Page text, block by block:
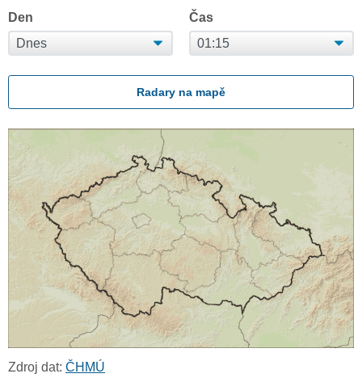
Den Čas
Radary na mapě
Zdroj dat: ČHMÚ